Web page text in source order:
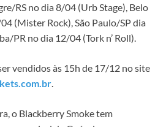
RS no dia 8/04 (Urb Stage), Belo
(Mister Rock), São Paulo/SP dia
PR no dia 12/04 (Tork n’ Roll).
vendidos às 15h de 17/12 no site
.
o Blackberry Smoke tem